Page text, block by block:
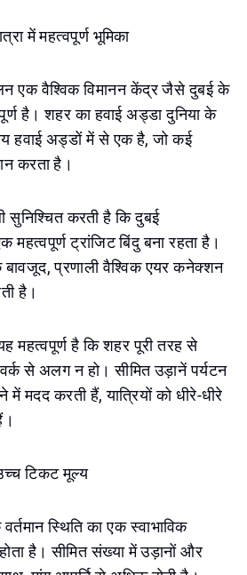
में महत्वपूर्ण भूमिका
एक वैश्विक विमानन केंद्र जैसे दुबई के
है। शहर का हवाई अड्डा दुनिया के
हवाई अड्डों में से एक है, जो कई
करता है।
सुनिश्चित करती है कि दुबई
महत्वपूर्ण ट्रांजिट बिंदु बना रहता है।
बावजूद, प्रणाली वैश्विक एयर कनेक्शन
है।
महत्वपूर्ण है कि शहर पूरी तरह से
से अलग न हो। सीमित उड़ानें पर्यटन
में मदद करती हैं, यात्रियों को धीरे-धीरे
टिकट मूल्य
स्थिति का एक स्वाभाविक
है। सीमित संख्या में उड़ानों और